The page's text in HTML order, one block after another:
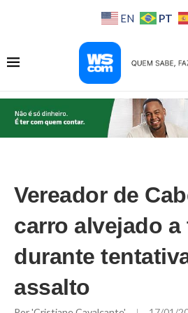
EN PT
Vereador de
carro alvejado a
durante
assalto